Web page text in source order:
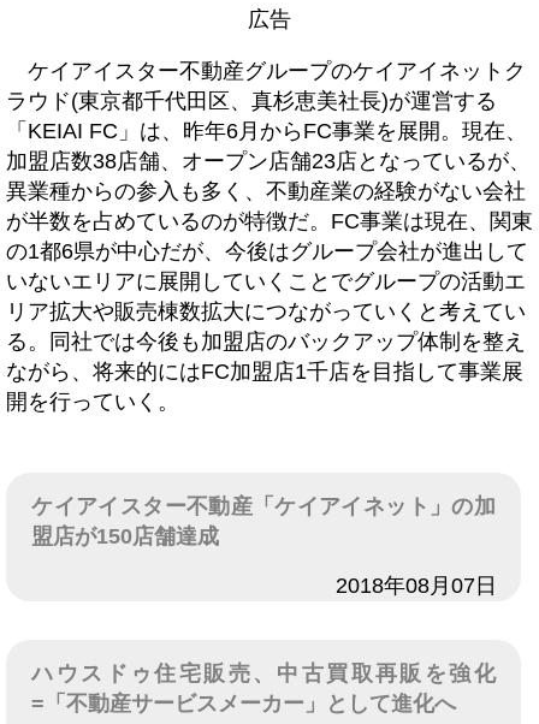
広告
ケイアイスター不動産グループのケイアイネットク
ラウド(東京都千代田区、真杉恵美社長)が運営する
「KEIAI FC」は、昨年6月からFC事業を展開。現在、
加盟店数38店舗、オープン店舗23店となっているが、
異業種からの参入も多く、不動産業の経験がない会社
が半数を占めているのが特徴だ。FC事業は現在、関東
の1都6県が中心だが、今後はグループ会社が進出して
いないエリアに展開していくことでグループの活動エ
リア拡大や販売棟数拡大につながっていくと考えてい
る。同社では今後も加盟店のバックアップ体制を整え
ながら、将来的にはFC加盟店1千店を目指して事業展
開を行っていく。
ケイアイスター不動産「ケイアイネット」の加
盟店が150店舗達成
2018年08月07日
ハウスドゥ住宅販売、中古買取再販を強化
=「不動産サービスメーカー」として進化へ